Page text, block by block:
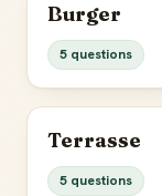
Burger
5 questions
Terrasse
5 questions